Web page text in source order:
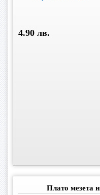
4.90 лв.
Плато мезета